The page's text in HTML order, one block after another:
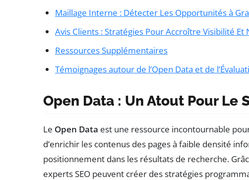
Maillage Interne : Détecter Les Opportunités à
Avis Clients : Stratégies Pour Accroître Visibilité Et
Ressources Supplémentaires
Témoignages autour de l’Open Data et de
Open Data : Un Atout Pour Le
Le Open Data est une ressource incontournable
d’enrichir les contenus des pages à faible densité
positionnement dans les résultats de recherche.
experts SEO peuvent créer des stratégies